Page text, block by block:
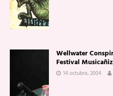
Wellwater
Festival
14 octubre, 2004